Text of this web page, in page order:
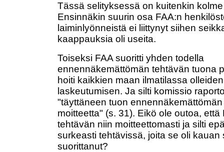
Tässä selityksessä on kuitenkin
Ensinnäkin suurin osa FAA:n
laiminlyönneistä ei liittynyt siihen
kaappauksia oli useita.
Toiseksi FAA suoritti yhden todella
ennennäkemättömän tehtävän tuona
hoiti kaikkien maan ilmatilassa
laskeutumisen. Ja silti komissio
"täyttäneen tuon
moitteetta" (s. 31). Eikö ole outoa, että
tehtävän niin moitteettomasti ja silti
surkeasti tehtävissä, joita se oli kauan
suorittanut?